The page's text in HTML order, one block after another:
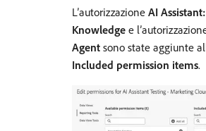
L’autorizzazione AI
Knowledge e
Agent sono state aggiunte
Included permission items.